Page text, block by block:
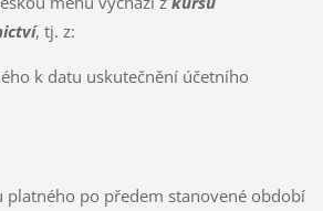
, tj. z:
k datu uskutečnění účetního
platného po předem stanovené období